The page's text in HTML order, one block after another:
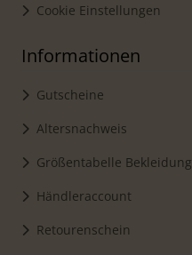
Cookie Einstellungen
Informationen
Gutscheine
Altersnachweis
Größentabelle Bekleidung
Händleraccount
Retourenschein